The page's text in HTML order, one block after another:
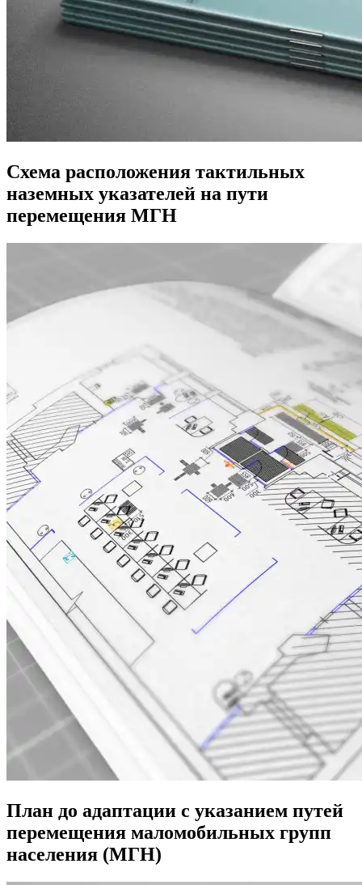
Схема расположения тактильных
наземных указателей на пути
перемещения МГН
План до адаптации с указанием путей
перемещения маломобильных групп
населения (МГН)